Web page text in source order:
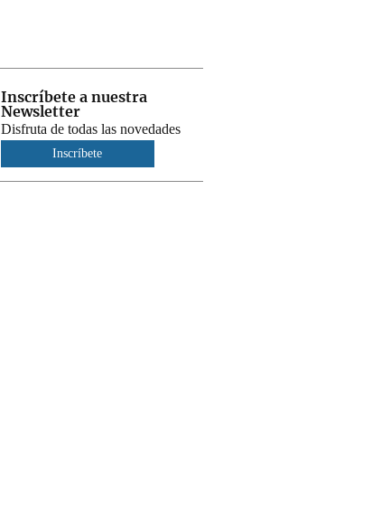
Inscríbete a nuestra
Newsletter
Disfruta de todas las novedades
Inscríbete